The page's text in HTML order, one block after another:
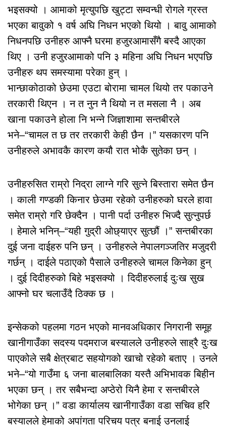
भइसक्यो । आमाको मृत्युपछि खुट्टा सम्वन्धी रोगले ग्रस्त
भएका बावुको १ वर्ष अघि निधन भएको थियो । बावु आमाको
निधनपछि उनीहरु आफ्नै घरमा हजुरआमासँगै बस्दै आएका
थिए । उनी हजुरआमाको पनि ३ महिना अघि निधन भएपछि
उनीहरु थप समस्यामा परेका हुन् ।
भान्छाकोठाको छेउमा एउटा बोरामा चामल थियो तर पकाउने
तरकारी थिएन । न त नुन नै थियो न त मसला नै । अब
खाना पकाउने होला नि भन्ने जिज्ञाशामा सन्तबीरले
भने–“चामल त छ तर तरकारी केही छैन ।” यसकारण पनि
उनीहरुले अभावकै कारण कयौ रात भोकै सुतेका छन् ।
उनीहरुसित राम्रो निद्रा लाग्ने गरि सुत्ने बिस्तारा समेत छैन
। काली गण्डकी किनार छेउमा रहेको उनीहरुको घरले हावा
समेत राम्रो गरि छेक्दैन । पानी पर्दा उनीहरु भिज्दै सुत्नुपर्छ
। हेमाले भनिन्–“यही गुद्री ओछ्याएर सुत्छौं ।” सन्तबीरका
दुई जना दाईहरु पनि छन् । उनीहरुले नेपालगञ्जतिर मजुदरी
गर्छन् । दाईले पठाएको पैसाले उनीहरुले चामल किनेका हुन्
। दुई दिदीहरुको बिहे भइसक्यो । दिदीहरुलाई दुःख सुख
आफ्नो घर चलाउँदै ठिक्क छ ।
इन्सेकको पहलमा गठन भएको मानवअधिकार निगरानी समूह
खानीगाउँका सदस्य पदमराज बस्यालले उनीहरुले साह्रै दुःख
पाएकोले सबै क्षेत्रबाट सहयोगको खाचो रहेको बताए । उनले
भने–“यो गाउँमा ६ जना बालबालिका यस्तै अभिभावक बिहीन
भएका छन् । तर सबैभन्दा अप्ठेरो यिनै हेमा र सन्तबीरले
भोगेका छन् ।” वडा कार्यालय खानीगाउँका वडा सचिव हरि
बस्यालले हेमाको अपांगता परिचय पत्र बनाई उनलाई